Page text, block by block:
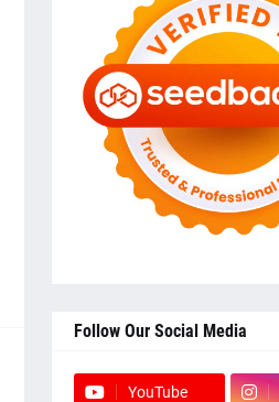
Follow Our Social Media
YouTube